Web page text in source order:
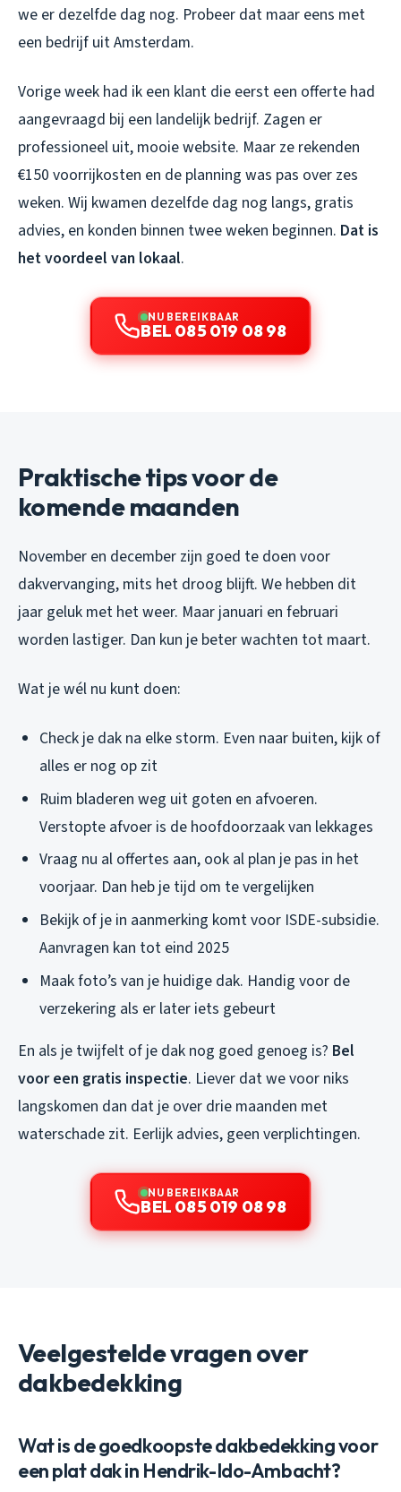
we er dezelfde dag nog. Probeer dat maar eens met
een bedrijf uit Amsterdam.
Vorige week had ik een klant die eerst een offerte had
aangevraagd bij een landelijk bedrijf. Zagen er
professioneel uit, mooie website. Maar ze rekenden
€150 voorrijkosten en de planning was pas over zes
weken. Wij kwamen dezelfde dag nog langs, gratis
advies, en konden binnen twee weken beginnen. Dat is
het voordeel van lokaal.
NU BEREIKBAAR
BEL 085 019 08 98
Praktische tips voor de
komende maanden
November en december zijn goed te doen voor
dakvervanging, mits het droog blijft. We hebben dit
jaar geluk met het weer. Maar januari en februari
worden lastiger. Dan kun je beter wachten tot maart.
Wat je wél nu kunt doen:
Check je dak na elke storm. Even naar buiten, kijk of
alles er nog op zit
Ruim bladeren weg uit goten en afvoeren.
Verstopte afvoer is de hoofdoorzaak van lekkages
Vraag nu al offertes aan, ook al plan je pas in het
voorjaar. Dan heb je tijd om te vergelijken
Bekijk of je in aanmerking komt voor ISDE-subsidie.
Aanvragen kan tot eind 2025
Maak foto’s van je huidige dak. Handig voor de
verzekering als er later iets gebeurt
En als je twijfelt of je dak nog goed genoeg is? Bel
voor een gratis inspectie. Liever dat we voor niks
langskomen dan dat je over drie maanden met
waterschade zit. Eerlijk advies, geen verplichtingen.
NU BEREIKBAAR
BEL 085 019 08 98
Veelgestelde vragen over
dakbedekking
Wat is de goedkoopste dakbedekking voor
een plat dak in Hendrik-Ido-Ambacht?